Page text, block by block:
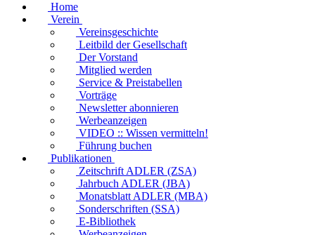
Home
Verein
Vereinsgeschichte
Leitbild der Gesellschaft
Der Vorstand
Mitglied werden
Service & Preistabellen
Vorträge
Newsletter abonnieren
Werbeanzeigen
VIDEO :: Wissen vermitteln!
Führung buchen
Publikationen
Zeitschrift ADLER (ZSA)
Jahrbuch ADLER (JBA)
Monatsblatt ADLER (MBA)
Sonderschriften (SSA)
E-Bibliothek